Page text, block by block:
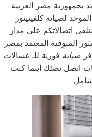
بجمهورية مصر العربية
لصيانه كلفينيتور
اتصالاتكم على مدار
المنوفية المعتمد بمصر
صيانة فورية للـ غسالات
اتصل نصلك اينما كنت